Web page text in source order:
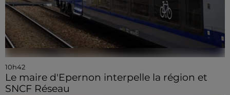
10h42
Le maire d'Epernon interpelle la région et
SNCF Réseau